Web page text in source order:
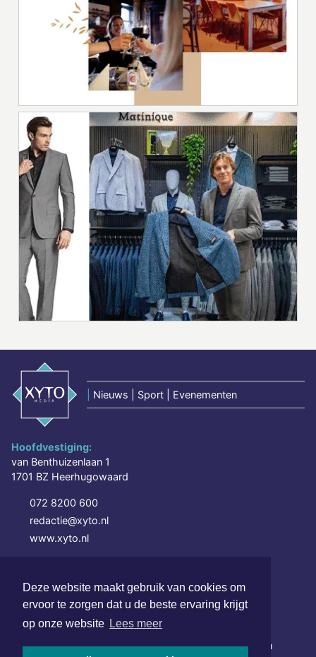
Deze website maakt gebruik van cookies om
ervoor te zorgen dat u de beste ervaring krijgt
op onze website Lees meer
Nieuws | Sport | Evenementen
Hoofdvestiging:
van Benthuizenlaan 1
1701 BZ Heerhugowaard
072 8200 600
redactie@xyto.nl
www.xyto.nl
NIEUWSBRIEF AANMELDEN
Schrijf je in voor onze nieuwsbrief en krijg wekelijks een